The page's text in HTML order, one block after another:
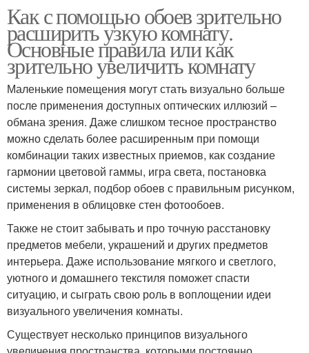
Как с помощью обоев зрительно
расширить узкую комнату.
Основные правила или как
зрительно увеличить комнату
Маленькие помещения могут стать визуально больше
после применения доступных оптических иллюзий –
обмана зрения. Даже слишком тесное пространство
можно сделать более расширенным при помощи
комбинации таких известных приемов, как создание
гармонии цветовой гаммы, игра света, постановка
системы зеркал, подбор обоев с правильным рисунком,
применения в облицовке стен фотообоев.
Также не стоит забывать и про точную расстановку
предметов мебели, украшений и других предметов
интерьера. Даже использование мягкого и светлого,
уютного и домашнего текстиля поможет спасти
ситуацию, и сыграть свою роль в воплощении идеи
визуального увеличения комнаты.
Существует несколько принципов визуального